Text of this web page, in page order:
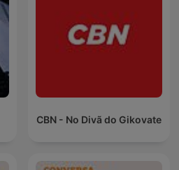
CBN - No Divã do Gikovate